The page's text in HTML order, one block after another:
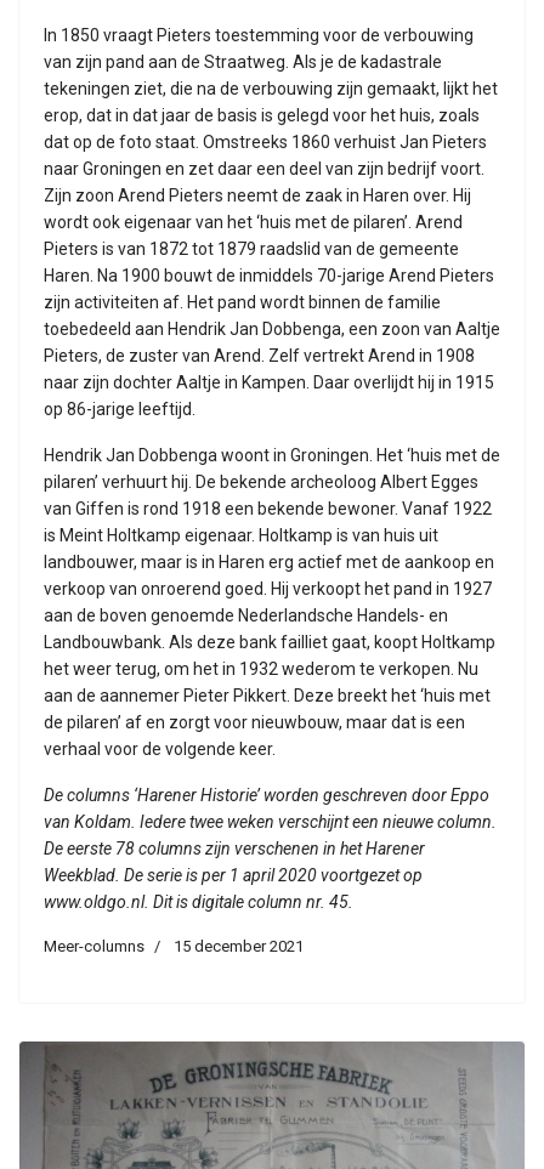
In 1850 vraagt Pieters toestemming voor de verbouwing
van zijn pand aan de Straatweg. Als je de kadastrale
tekeningen ziet, die na de verbouwing zijn gemaakt, lijkt het
erop, dat in dat jaar de basis is gelegd voor het huis, zoals
dat op de foto staat. Omstreeks 1860 verhuist Jan Pieters
naar Groningen en zet daar een deel van zijn bedrijf voort.
Zijn zoon Arend Pieters neemt de zaak in Haren over. Hij
wordt ook eigenaar van het ‘huis met de pilaren’. Arend
Pieters is van 1872 tot 1879 raadslid van de gemeente
Haren. Na 1900 bouwt de inmiddels 70-jarige Arend Pieters
zijn activiteiten af. Het pand wordt binnen de familie
toebedeeld aan Hendrik Jan Dobbenga, een zoon van Aaltje
Pieters, de zuster van Arend. Zelf vertrekt Arend in 1908
naar zijn dochter Aaltje in Kampen. Daar overlijdt hij in 1915
op 86-jarige leeftijd.
Hendrik Jan Dobbenga woont in Groningen. Het ‘huis met de
pilaren’ verhuurt hij. De bekende archeoloog Albert Egges
van Giffen is rond 1918 een bekende bewoner. Vanaf 1922
is Meint Holtkamp eigenaar. Holtkamp is van huis uit
landbouwer, maar is in Haren erg actief met de aankoop en
verkoop van onroerend goed. Hij verkoopt het pand in 1927
aan de boven genoemde Nederlandsche Handels- en
Landbouwbank. Als deze bank failliet gaat, koopt Holtkamp
het weer terug, om het in 1932 wederom te verkopen. Nu
aan de aannemer Pieter Pikkert. Deze breekt het ‘huis met
de pilaren’ af en zorgt voor nieuwbouw, maar dat is een
verhaal voor de volgende keer.
De columns ‘Harener Historie’ worden geschreven door Eppo
van Koldam. Iedere twee weken verschijnt een nieuwe column.
De eerste 78 columns zijn verschenen in het Harener
Weekblad. De serie is per 1 april 2020 voortgezet op
www.oldgo.nl. Dit is digitale column nr. 45.
Meer-columns 15 december 2021